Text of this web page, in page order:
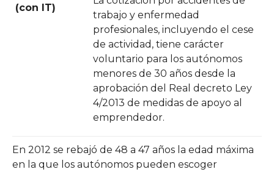
(con IT)
trabajo y enfermedad
profesionales, incluyendo el cese
de actividad, tiene carácter
voluntario para los autónomos
menores de 30 años desde la
aprobación del Real decreto Ley
4/2013 de medidas de apoyo al
emprendedor.
En 2012 se rebajó de 48 a 47 años la edad máxima
en la que los autónomos pueden escoger